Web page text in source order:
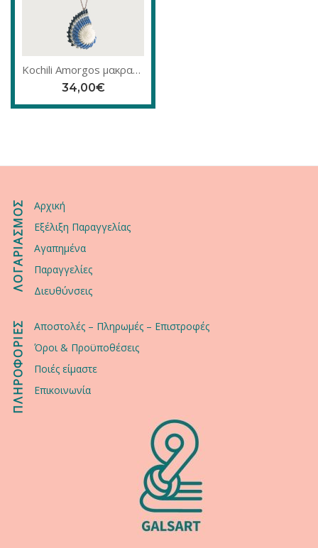
Kochili Amorgos μακραμέ κολιέ
34,00€
ΛΟΓΑΡΙΑΣΜΟΣ
Αρχική
Εξέλιξη Παραγγελίας
Αγαπημένα
Παραγγελίες
Διευθύνσεις
ΠΛΗΡΟΦΟΡΙΕΣ
Αποστολές – Πληρωμές – Επιστροφές
Όροι & Προϋποθέσεις
Ποιές είμαστε
Επικοινωνία